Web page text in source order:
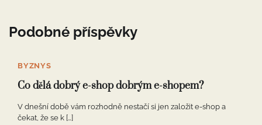
Podobné příspěvky
BYZNYS
Co dělá dobrý e-shop dobrým e-shopem?
V dnešní době vám rozhodně nestačí si jen založit e-shop a
čekat, že se k […]